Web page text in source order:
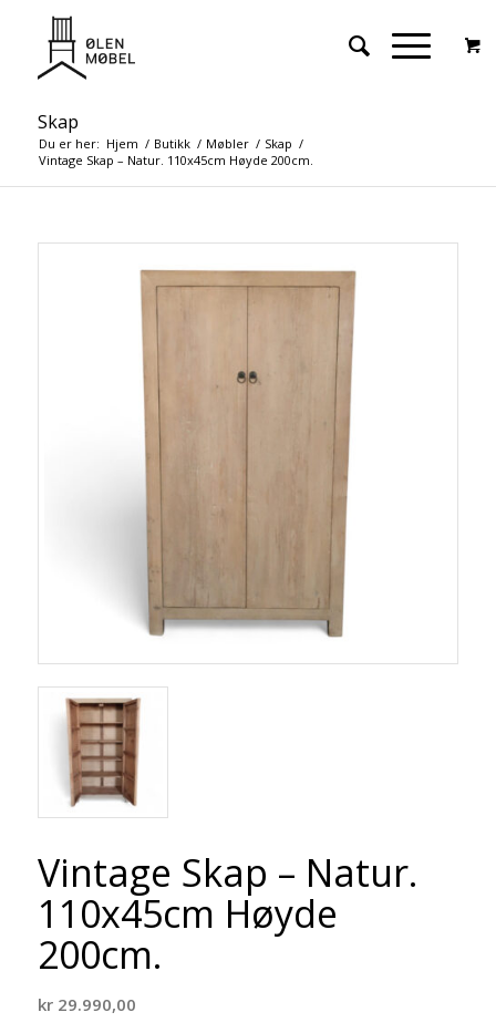
Skap
Du er her: Hjem / Butikk / Møbler / Skap /
Vintage Skap – Natur. 110x45cm Høyde 200cm.
Vintage Skap – Natur.
110x45cm Høyde
200cm.
kr29.990,00